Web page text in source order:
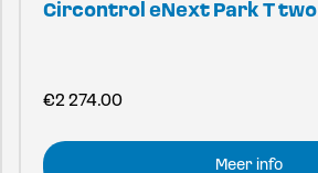
Circontrol eNext Park T two
€2 274.00
Meer info